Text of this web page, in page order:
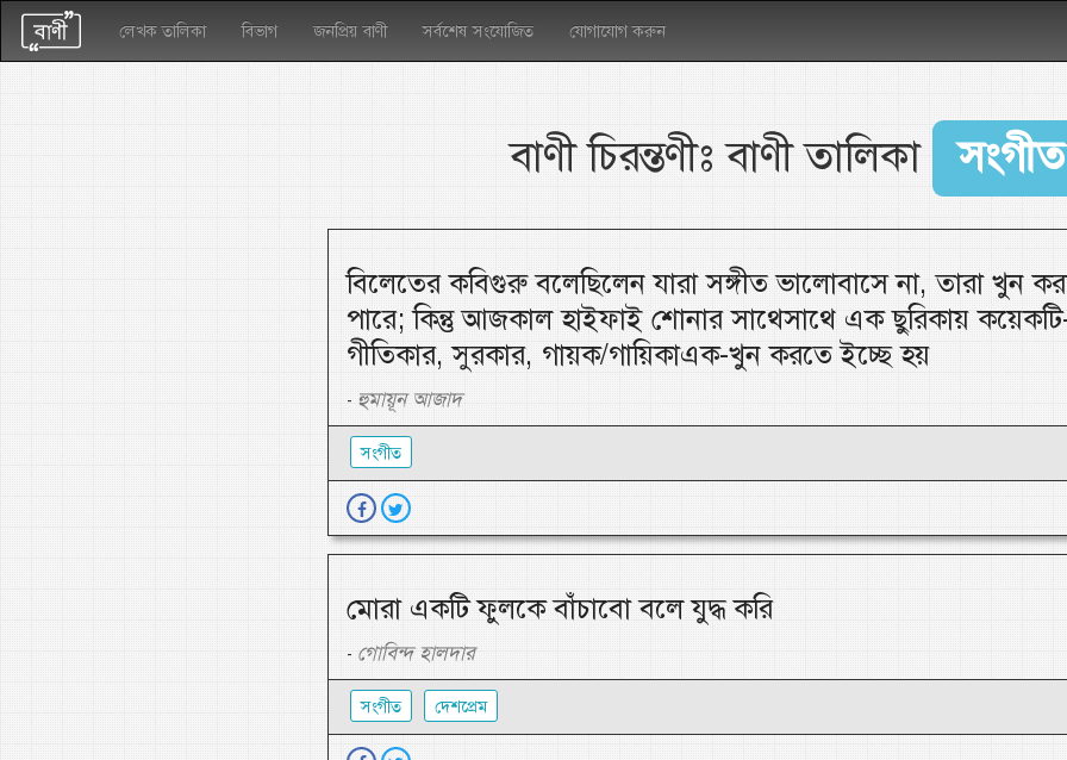
লেখক তালিকা বিভাগ জনপ্রিয় বাণী সর্বশেষ সংযোজিত যোগাযোগ করুন
বাণী চিরন্তণীঃ বাণী তালিকা সংগীত
বিলেতের কবিগুরু বলেছিলেন যারা সঙ্গীত ভালোবাসে না, তারা খুন
পারে; কিন্তু আজকাল হাইফাই শোনার সাথেসাথে এক ছুরিকায়
গীতিকার, সুরকার, গায়ক/গায়িকাএক-খুন করতে ইচ্ছে হয়
- হুমায়ূন আজাদ
সংগীত
মোরা একটি ফুলকে বাঁচাবো বলে যুদ্ধ করি
- গোবিন্দ হালদার
সংগীত দেশপ্রেম